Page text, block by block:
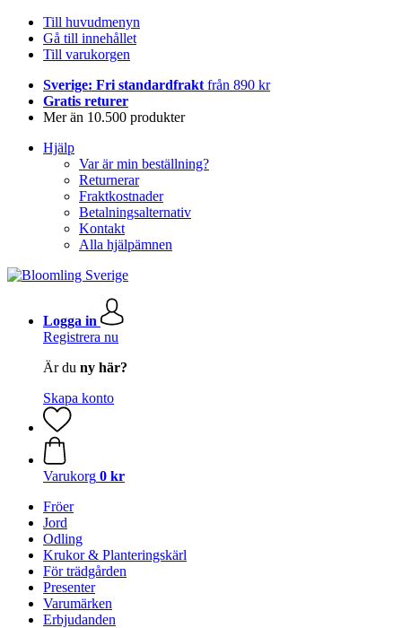
Till huvudmenyn
Gå till innehållet
Till varukorgen
Sverige: Fri standardfrakt från 890 kr
Gratis returer
Mer än 10.500 produkter
Hjälp
Var är min beställning?
Returnerar
Fraktkostnader
Betalningsalternativ
Kontakt
Alla hjälpämnen
Logga in
Registrera nu
Är du ny här?
Skapa konto
Varukorg 0 kr
Fröer
Jord
Odling
Krukor & Planteringskärl
För trädgården
Presenter
Varumärken
Erbjudanden